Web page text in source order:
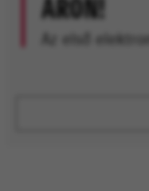
ÁRON!
Az első